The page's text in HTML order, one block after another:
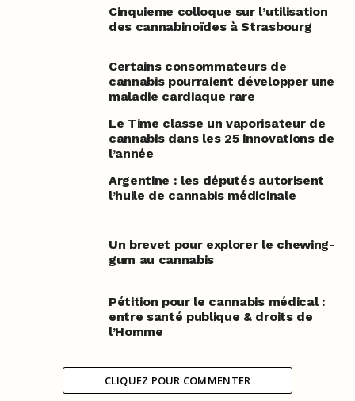
Cinquieme colloque sur l’utilisation
des cannabinoïdes à Strasbourg
Certains consommateurs de
cannabis pourraient développer une
maladie cardiaque rare
Le Time classe un vaporisateur de
cannabis dans les 25 innovations de
l’année
Argentine : les députés autorisent
l’huile de cannabis médicinale
Un brevet pour explorer le chewing-
gum au cannabis
Pétition pour le cannabis médical :
entre santé publique & droits de
l’Homme
CLIQUEZ POUR COMMENTER